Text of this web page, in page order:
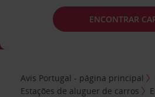
ENCONTRAR
Avis Portugal - página principal
Estações de aluguer de carros